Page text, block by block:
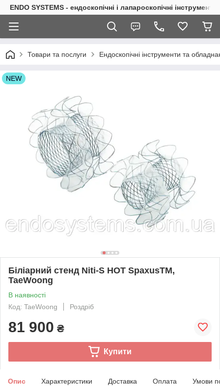
ENDO SYSTEMS - ендоскопічні і лапароскопічні інструменти
Товари та послуги Ендоскопічні інструменти та
NEW
Біліарний стенд Niti-S HOT SpaxusTM,
TaeWoong
В наявності
Код: TaeWoong
Роздріб
81 900 ₴
Купити
Опис Характеристики Доставка Оплата Умови